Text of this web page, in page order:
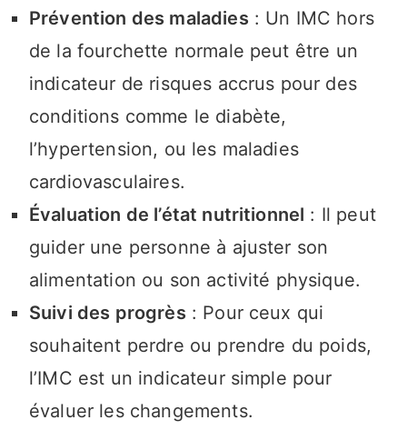
Prévention des maladies : Un IMC hors
de la fourchette normale peut être un
indicateur de risques accrus pour des
conditions comme le diabète,
l’hypertension, ou les maladies
cardiovasculaires.
Évaluation de l’état nutritionnel : Il peut
guider une personne à ajuster son
alimentation ou son activité physique.
Suivi des progrès : Pour ceux qui
souhaitent perdre ou prendre du poids,
l’IMC est un indicateur simple pour
évaluer les changements.